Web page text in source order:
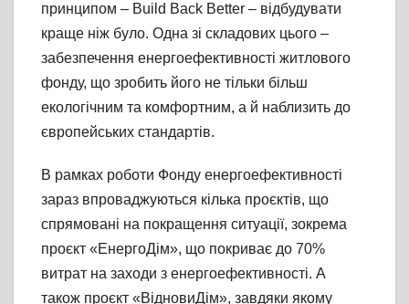
принципом – Build Back Better – відбудувати
краще ніж було. Одна зі складових цього –
забезпечення енергоефективності житлового
фонду, що зробить його не тільки більш
екологічним та комфортним, а й наблизить до
європейських стандартів.
В рамках роботи Фонду енергоефективності
зараз впроваджуються кілька проєктів, що
спрямовані на покращення ситуації, зокрема
проєкт «ЕнергоДім», що покриває до 70%
витрат на заходи з енергоефективності. А
також проєкт «ВідновиДім», завдяки якому